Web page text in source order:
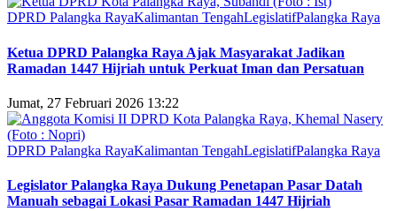
DPRD Palangka RayaKalimantan TengahLegislatifPalangka Raya
Ketua DPRD Palangka Raya Ajak Masyarakat Jadikan
Ramadan 1447 Hijriah untuk Perkuat Iman dan Persatuan
Jumat, 27 Februari 2026 13:22
DPRD Palangka RayaKalimantan TengahLegislatifPalangka Raya
Legislator Palangka Raya Dukung Penetapan Pasar Datah
Manuah sebagai Lokasi Pasar Ramadan 1447 Hijriah